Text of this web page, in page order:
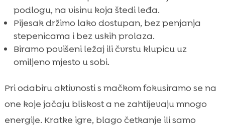
podlogu, na visinu koja štedi leđa.
Pijesak držimo lako dostupan, bez penjanja
stepenicama i bez uskih prolaza.
Biramo povišeni ležaj ili čvrstu klupicu uz
omiljeno mjesto u sobi.
Pri odabiru aktivnosti s mačkom fokusiramo se na
one koje jačaju bliskost a ne zahtijevaju mnogo
energije. Kratke igre, blago četkanje ili samo